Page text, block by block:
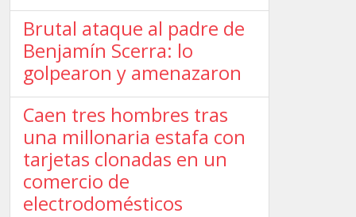
Brutal ataque al padre de
Benjamín Scerra: lo
golpearon y amenazaron
Caen tres hombres tras
una millonaria estafa con
tarjetas clonadas en un
comercio de
electrodomésticos